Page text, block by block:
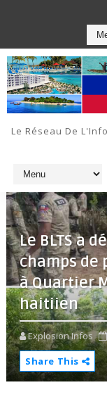
Le Réseau De
Le BLTS a
champs
à Quartier
haitiien
Explosion Infos
Share This